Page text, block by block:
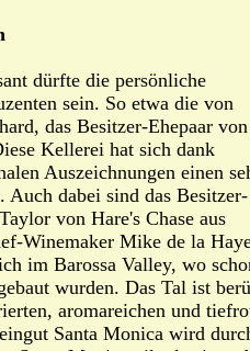
dürfte die persönliche
sein. So etwa die von
das Besitzer-Ehepaar
Kellerei hat sich dank
Auszeichnungen einen
Auch dabei sind das Besitzer-
von Hare's Chase aus
Winemaker Mike de la
im Barossa Valley, wo
wurden. Das Tal ist
aromareichen und
Santa Monica wird